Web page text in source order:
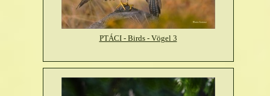
PTÁCI - Birds - Vögel 3